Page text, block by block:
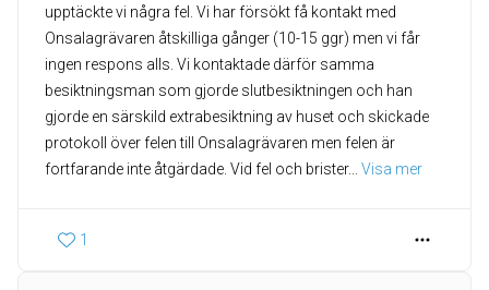
upptäckte vi några fel. Vi har försökt få kontakt med
Onsalagrävaren åtskilliga gånger (10-15 ggr) men vi får
ingen respons alls. Vi kontaktade därför samma
besiktningsman som gjorde slutbesiktningen och han
gjorde en särskild extrabesiktning av huset och skickade
protokoll över felen till Onsalagrävaren men felen är
fortfarande inte åtgärdade. Vid fel och brister... Visa mer
1